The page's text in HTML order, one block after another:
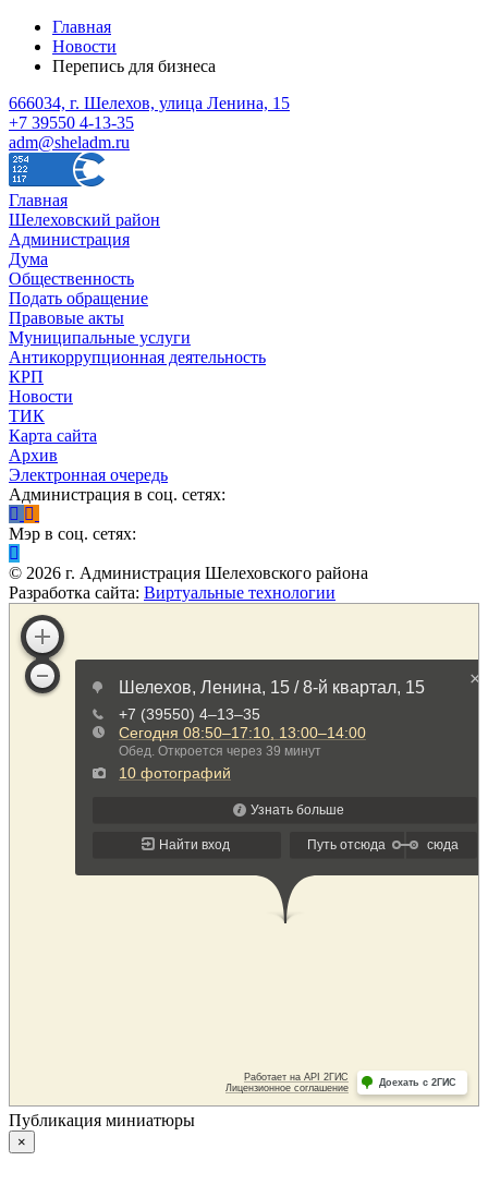
Главная
Новости
Перепись для бизнеса
666034, г. Шелехов, улица Ленина, 15
+7 39550 4-13-35
adm@sheladm.ru
Главная
Шелеховский район
Администрация
Дума
Общественность
Подать обращение
Правовые акты
Муниципальные услуги
Антикоррупционная деятельность
КРП
Новости
ТИК
Карта сайта
Архив
Электронная очередь
Администрация в соц. сетях:
Мэр в соц. сетях:
© 2026 г. Администрация Шелеховского района
Разработка сайта: Виртуальные технологии
Публикация миниатюры
×